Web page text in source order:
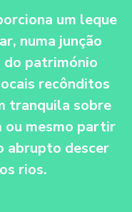
um leque
numa junção
património
recônditos
tranquila sobre
ou mesmo partir
abrupto descer
rios.